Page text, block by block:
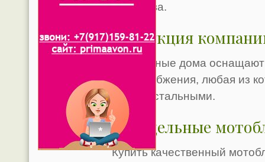
вещества.
Продукция
Загородные дома
водоснабжения, любая из
перед остальными.
Самодельные
Купить качественный